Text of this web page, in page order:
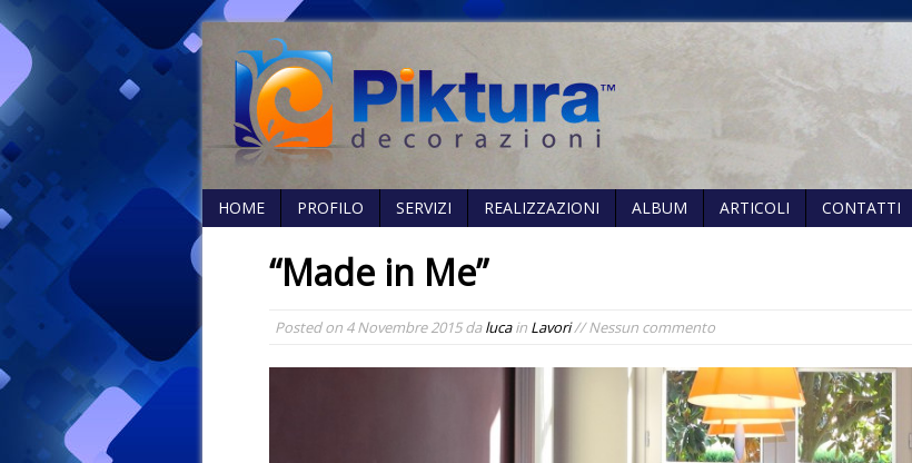
HOME PROFILO SERVIZI REALIZZAZIONI ALBUM ARTICOLI CONTATTI
“Made in Me”
Posted on 4 Novembre 2015dalucain Lavori// Nessun commento